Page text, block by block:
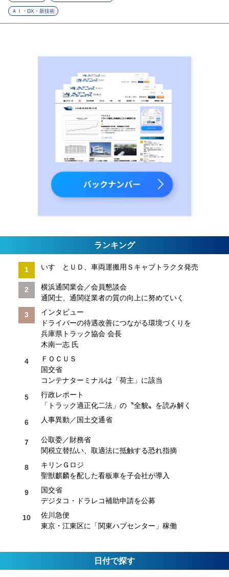
ＡＩ・DX・新技術
ランキング
いすゞとＵＤ、車両運搬用Ｓキャブトラクタ発売
横浜通関業会／会員懇談会
通関士、通関従業者の質の向上に努めていく
インタビュー
ドライバーの待遇改善につながる環境づくりを
兵庫県トラック協会 会長
木南一志 氏
ＦＯＣＵＳ
国交省
コンテナターミナルは「荷主」に該当
行政レポート
「トラック適正化二法」の〝全貌〟を読み解く
人事異動／国土交通省
公取委／財務省
関税立替払い、取適法に抵触する恐れ指摘
キリンＧロジ
聖獣麒麟を配した看板車を子会社が導入
国交省
デジタコ・ドラレコ補助申請を公募
佐川急便
東京・江東区に「関東ハブセンター」稼働
日付で探す